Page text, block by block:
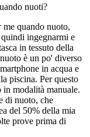
nuoti?
quando nuoto,
ingegnarmi e
in tessuto della
è un po' diverso
in acqua e
piscina. Per questo
modalità manuale.
di nuoto, che
del 50% della mia
prove prima di